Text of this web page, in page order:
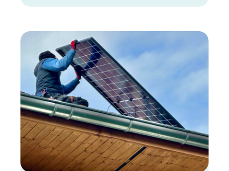
Facture
agir
en
hiver
pour
économiser
?